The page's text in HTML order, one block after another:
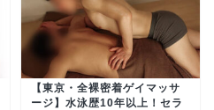
【東京・全裸密着ゲイマッサ
ージ】水泳歴10年以上！セラ